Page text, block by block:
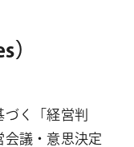
）
く「経営判
会議・意思決定